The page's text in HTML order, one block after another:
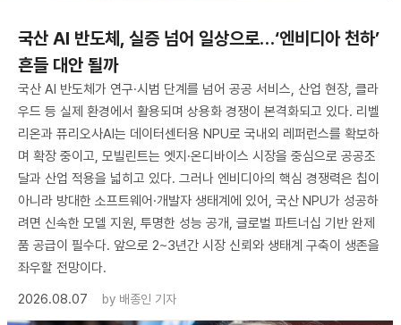
국산 AI 반도체, 실증 넘어 일상으로…‘엔비디아 천하’
흔들 대안 될까
국산 AI 반도체가 연구·시범 단계를 넘어 공공 서비스, 산업 현장, 클라
우드 등 실제 환경에서 활용되며 상용화 경쟁이 본격화되고 있다. 리벨
리온과 퓨리오사AI는 데이터센터용 NPU로 국내외 레퍼런스를 확보하
며 확장 중이고, 모빌린트는 엣지·온디바이스 시장을 중심으로 공공조
달과 산업 적용을 넓히고 있다. 그러나 엔비디아의 핵심 경쟁력은 칩이
아니라 방대한 소프트웨어·개발자 생태계에 있어, 국산 NPU가 성공하
려면 신속한 모델 지원, 투명한 성능 공개, 글로벌 파트너십 기반 완제
품 공급이 필수다. 앞으로 2~3년간 시장 신뢰와 생태계 구축이 생존을
좌우할 전망이다.
2026.08.07
by 배종인 기자